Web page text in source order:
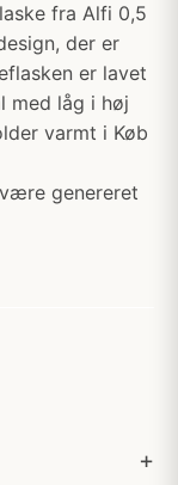
fra Alfi 0,5
der er
er lavet
låg i høj
varmt i Køb
genereret